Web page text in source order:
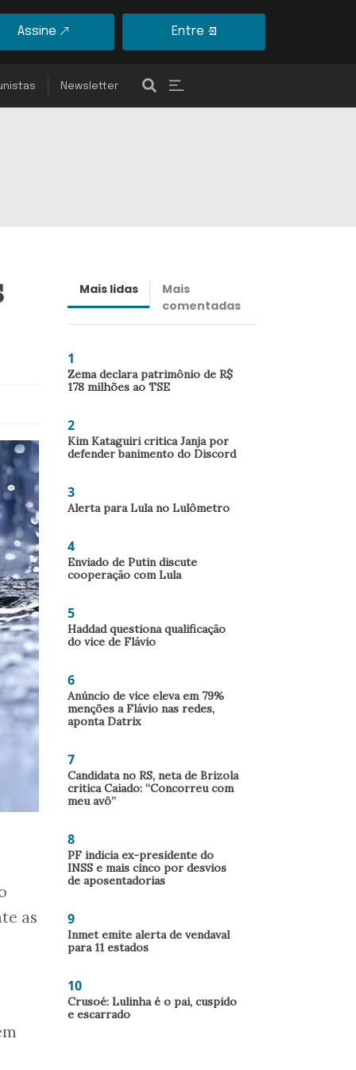
Assine Entre
Newsletter
as
Mais lidas
Mais
comentadas
1
Zema declara patrimônio de R$
178 milhões ao TSE
2
Kim Kataguiri critica Janja por
defender banimento do Discord
3
Alerta para Lula no Lulômetro
4
Enviado de Putin discute
cooperação com Lula
5
Haddad questiona qualificação
do vice de Flávio
6
Anúncio de vice eleva em 79%
menções a Flávio nas redes,
aponta Datrix
7
Candidata no RS, neta de Brizola
critica Caiado: “Concorreu com
meu avô”
8
PF indicia ex-presidente do
INSS e mais cinco por desvios
de aposentadorias
9
Inmet emite alerta de vendaval
para 11 estados
10
Crusoé: Lulinha é o pai, cuspido
e escarrado